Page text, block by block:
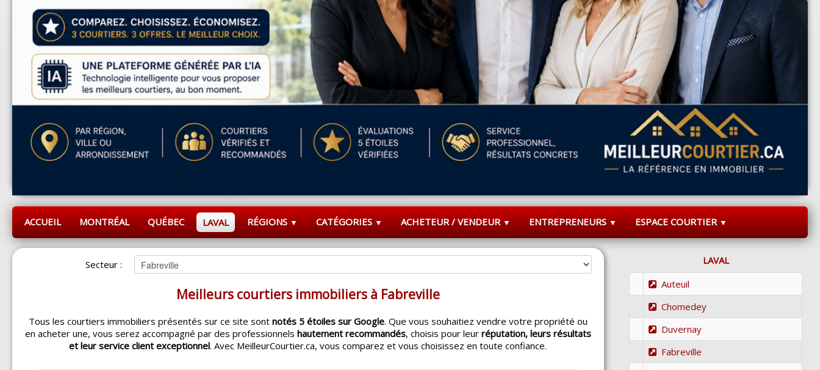
ACCUEIL MONTRÉAL QUÉBEC LAVAL RÉGIONS ▼ CATÉGORIES ▼ ACHETEUR / VENDEUR ▼ ENTREPRENEURS ▼ ESPACE COURTIER ▼
Secteur :
Meilleurs courtiers immobiliers à Fabreville
Tous les courtiers immobiliers présentés sur ce site sont notés 5 étoiles sur Google. Que vous souhaitiez vendre votre propriété ou
en acheter une, vous serez accompagné par des professionnels hautement recommandés, choisis pour leur réputation, leurs résultats
et leur service client exceptionnel. Avec MeilleurCourtier.ca, vous comparez et vous choisissez en toute confiance.
LAVAL
Auteuil
Chomedey
Duvernay
Fabreville